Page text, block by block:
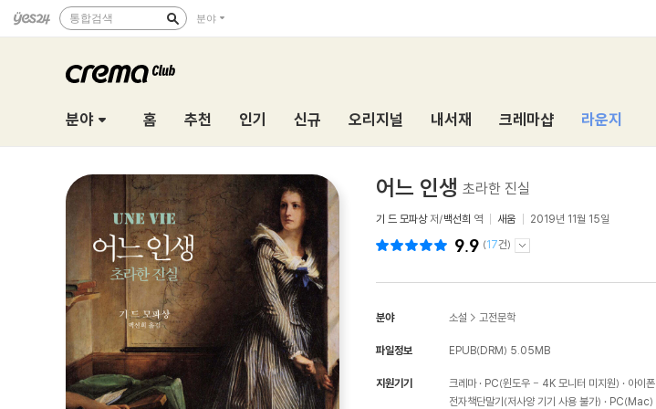
통합검색 분야
분야 홈 추천 인기 신규 오리지널 내서재 크레마샵 라운지
어느 인생 초라한 진실
기 드 모파상저/백선희 역 새움 2019년 11월 15일
9.9 (17건)
분야 소설 > 고전문학
파일정보 EPUB(DRM) 5.05MB
지원기기 크레마 PC(윈도우 - 4K 모니터 미지원) 아이폰
전자책단말기(저사양 기기 사용 불가)
PC(Mac)